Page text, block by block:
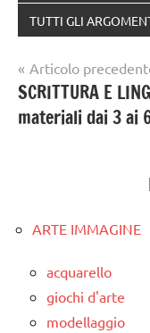
TUTTI GLI
Navigazione
articoli
Articolo
SCRITTURA E
materiali dai 3 ai
ARTE IMMAGINE
acquarello
giochi d'arte
modellaggio